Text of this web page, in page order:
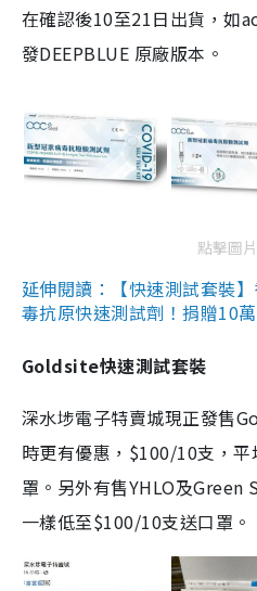
在確認後10至21日出貨，如
發DEEPBLUE 原廠版本。
點擊圖
延伸閱讀：【快速測試套裝
毒抗原快速測試劑！捐贈10
Goldsite快速測試套裝
深水埗電子特賣城現正發售
時更有優惠，$100/10支，
罩。另外有售YHLO及Green
一樣低至$100/10支送口罩。